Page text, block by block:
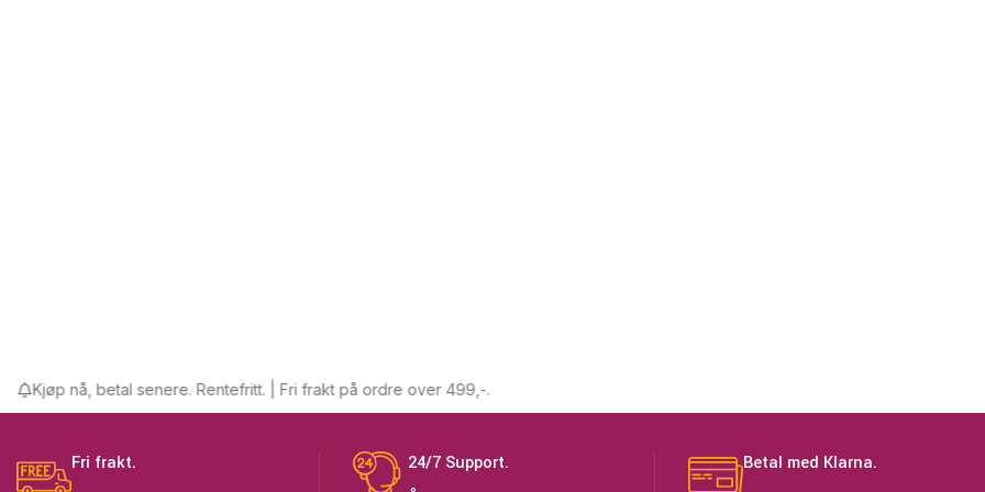
betal senere. Rentefritt. | Fri frakt på ordre over 499,-.
Fri frakt. 24/7 Support. Betal med Klarna.